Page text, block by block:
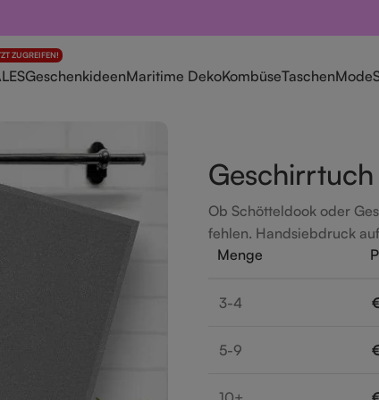
ZUGREIFEN!
GeschenkideenMaritime DekoKombüseTaschenMode
Ob Schötteldook oder
fehlen. Handsiebdruck
Menge
3-4 €
5-9 €